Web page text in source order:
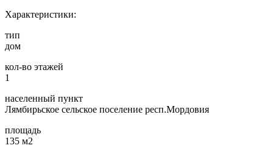
Характеристики:
тип
дом
кол-во этажей
1
населенный пункт
Лямбирьское сельское поселение респ.Мордовия
площадь
135 м2